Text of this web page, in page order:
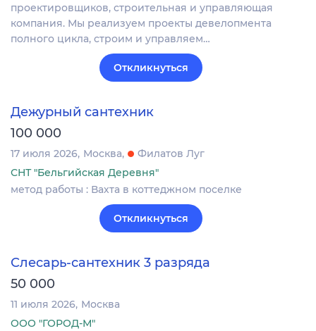
проектировщиков, строительная и управляющая
компания. Мы реализуем проекты девелопмента
полного цикла, строим и управляем…
Откликнуться
Дежурный сантехник
100 000
17 июля 2026 Москва
Филатов Луг
СНТ "Бельгийская Деревня"
метод работы : Вахта в коттеджном поселке
Откликнуться
Слесарь-сантехник 3 разряда
50 000
11 июля 2026 Москва
ООО "ГОРОД-М"